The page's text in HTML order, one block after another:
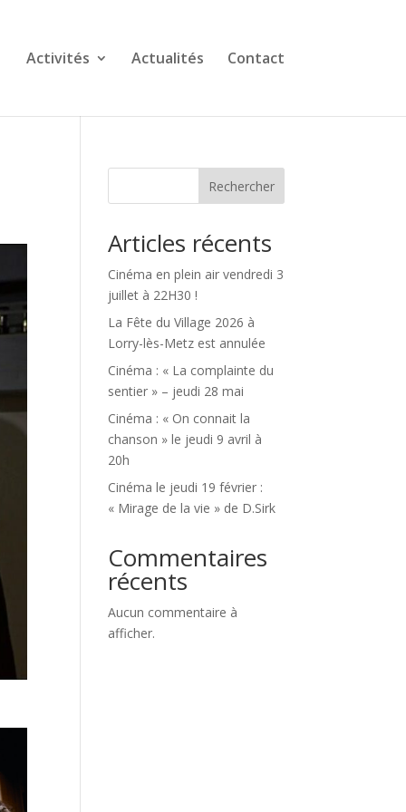
Activités Actualités Contact
Rechercher
Articles récents
Cinéma en plein air vendredi 3
juillet à 22H30 !
La Fête du Village 2026 à
Lorry-lès-Metz est annulée
Cinéma : « La complainte du
sentier » – jeudi 28 mai
Cinéma : « On connait la
chanson » le jeudi 9 avril à
20h
Cinéma le jeudi 19 février :
« Mirage de la vie » de D.Sirk
Commentaires
récents
Aucun commentaire à
afficher.